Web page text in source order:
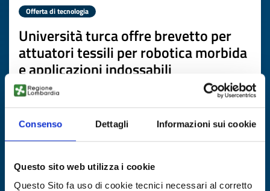
Consenso Dettagli Informazioni sui cookie
Questo sito web utilizza i cookie
Questo Sito fa uso di cookie tecnici necessari al corretto
Offerta di tecnologia
Università turca offre brevetto per
attuatori tessili per robotica morbida
e applicazioni indossabili
ID EEN: TOTR20260225002
SCOPRI DI PIÙ →
Scade il19 marzo 2027